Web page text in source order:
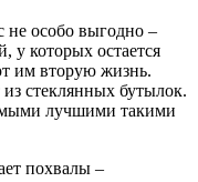
не особо выгодно –
у которых остается
им вторую жизнь.
из стеклянных бутылок.
лучшими такими
похвалы –